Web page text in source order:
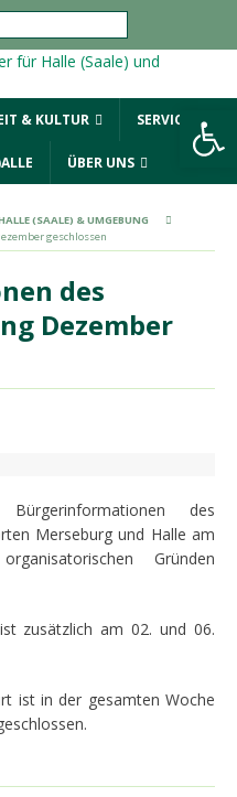
& KULTUR SERVICE
ÜBER UNS
(SAALE) & UMGEBUNG
geschlossen
des
Dezember
des
Merseburg und Halle am
Gründen
zusätzlich am 02. und 06.
ist in der gesamten Woche
Werkzeugleiste öffnen